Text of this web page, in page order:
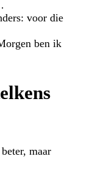
voor die
ben ik
maar